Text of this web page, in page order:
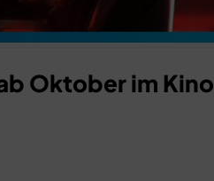
Oktober im Kino